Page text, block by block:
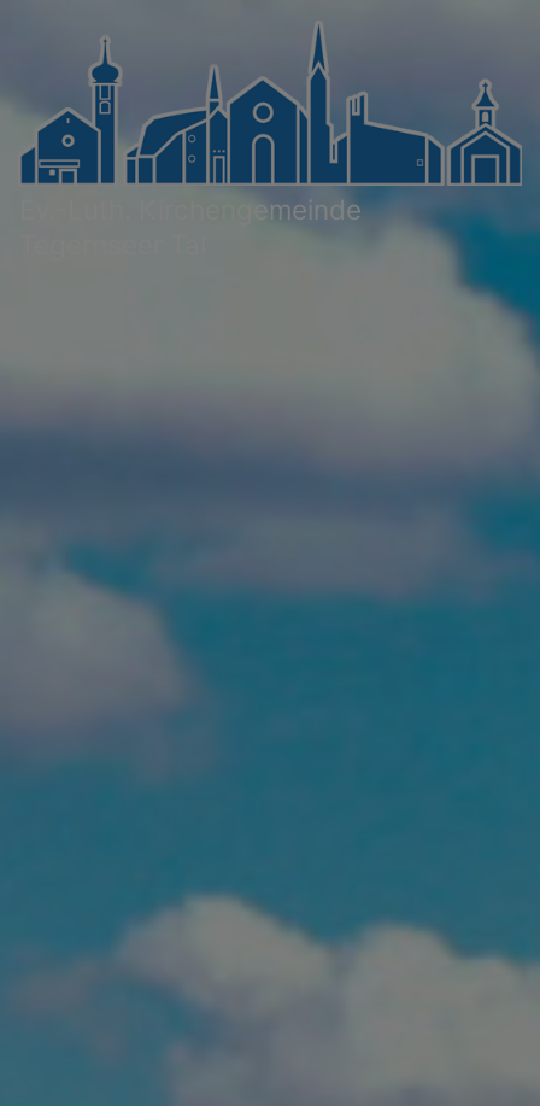
Ev.-Luth. Kirchengemeinde